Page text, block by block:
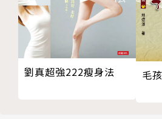
◎潘一如（環藝工程顧問設計總
◎劉振榮（中央大學副校長、國
推動計畫總主持人）
(推廌人依姓氏筆畫順序排列)
10.保護屋頂防水層P.68
11.政府綠建築和都更獎勵，綠
P. 68
12.綠屋頂和立體綠化滿足建築
的地面成為動線及停車空間 P.69
劉真超強222瘦身法 毛